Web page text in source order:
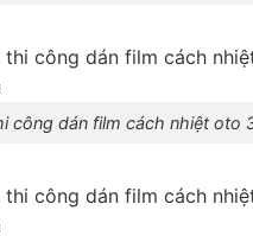
công dán film cách nhiệt oto